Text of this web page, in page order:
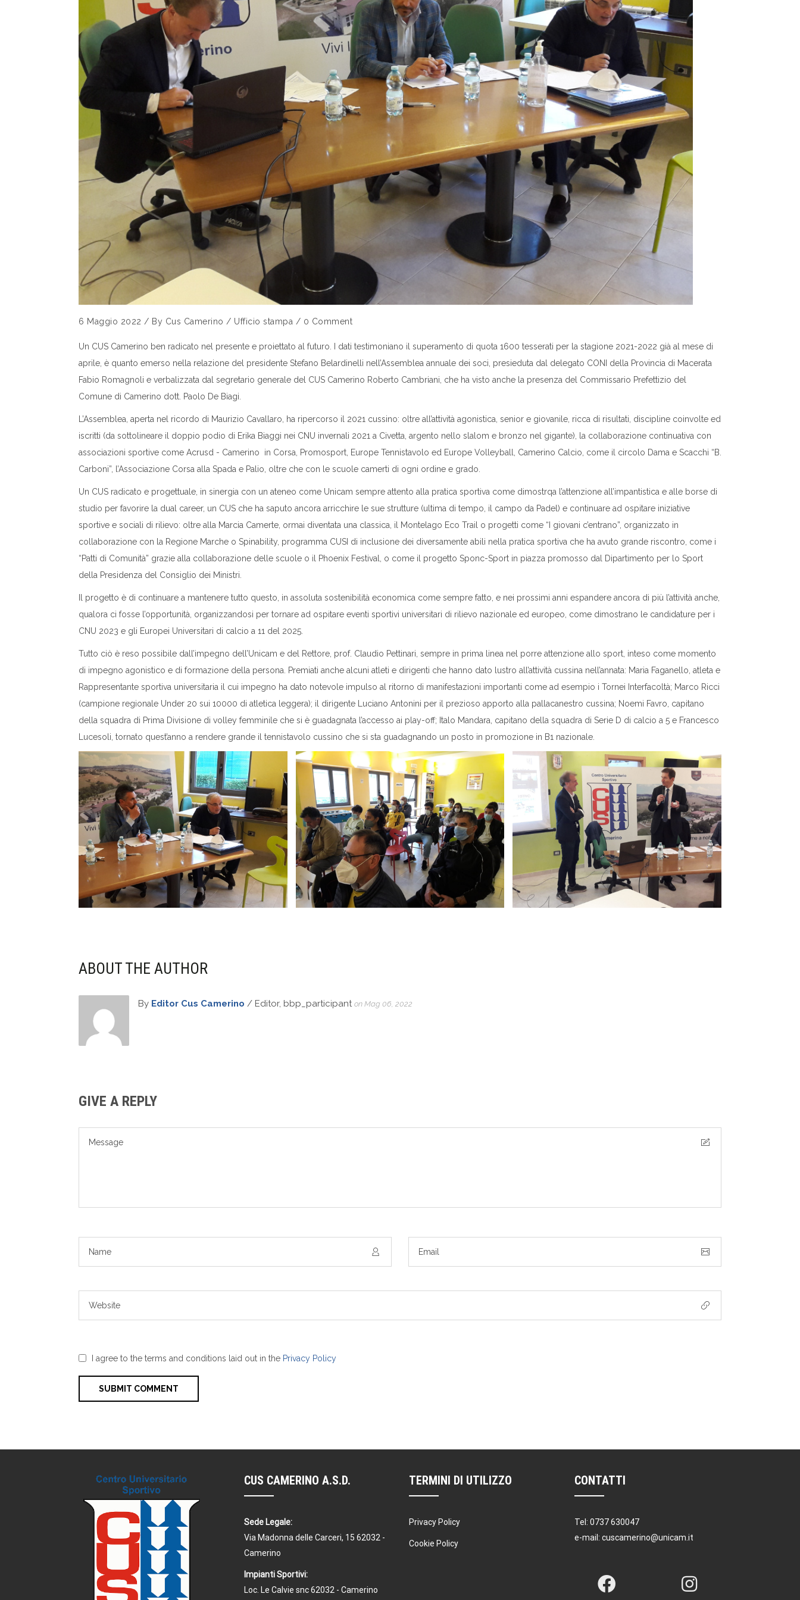
6 Maggio 2022 / By Cus Camerino / Ufficio stampa / 0 Comment
Un CUS Camerino ben radicato nel presente e proiettato al futuro. I dati testimoniano il superamento di quota 1600 tesserati per la stagione 2021-2022 già al mese di
aprile, è quanto emerso nella relazione del presidente Stefano Belardinelli nell’Assemblea annuale dei soci, presieduta dal delegato CONI della Provincia di Macerata
Fabio Romagnoli e verbalizzata dal segretario generale del CUS Camerino Roberto Cambriani, che ha visto anche la presenza del Commissario Prefettizio del
Comune di Camerino dott. Paolo De Biagi.
L’Assemblea, aperta nel ricordo di Maurizio Cavallaro, ha ripercorso il 2021 cussino: oltre all’attività agonistica, senior e giovanile, ricca di risultati, discipline coinvolte ed
iscritti (da sottolineare il doppio podio di Erika Biaggi nei CNU invernali 2021 a Civetta, argento nello slalom e bronzo nel gigante), la collaborazione continuativa con
associazioni sportive come Acrusd - Camerino in Corsa, Promosport, Europe Tennistavolo ed Europe Volleyball, Camerino Calcio, come il circolo Dama e Scacchi “B.
Carboni”, l’Associazione Corsa alla Spada e Palio, oltre che con le scuole camerti di ogni ordine e grado.
Un CUS radicato e progettuale, in sinergia con un ateneo come Unicam sempre attento alla pratica sportiva come dimostrqa l’attenzione all’impantistica e alle borse di
studio per favorire la dual career, un CUS che ha saputo ancora arricchire le sue strutture (ultima di tempo, il campo da Padel) e continuare ad ospitare iniziative
sportive e sociali di rilievo: oltre alla Marcia Camerte, ormai diventata una classica, il Montelago Eco Trail o progetti come “I giovani c’entrano”, organizzato in
collaborazione con la Regione Marche o Spinability, programma CUSI di inclusione dei diversamente abili nella pratica sportiva che ha avuto grande riscontro, come i
“Patti di Comunità” grazie alla collaborazione delle scuole o il Phoenix Festival, o come il progetto Sponc-Sport in piazza promosso dal Dipartimento per lo Sport
della Presidenza del Consiglio dei Ministri.
Il progetto è di continuare a mantenere tutto questo, in assoluta sostenibilità economica come sempre fatto, e nei prossimi anni espandere ancora di più l’attività anche,
qualora ci fosse l’opportunità, organizzandosi per tornare ad ospitare eventi sportivi universitari di rilievo nazionale ed europeo, come dimostrano le candidature per i
CNU 2023 e gli Europei Universitari di calcio a 11 del 2025.
Tutto ciò è reso possibile dall’impegno dell’Unicam e del Rettore, prof. Claudio Pettinari, sempre in prima linea nel porre attenzione allo sport, inteso come momento
di impegno agonistico e di formazione della persona. Premiati anche alcuni atleti e dirigenti che hanno dato lustro all’attività cussina nell’annata: Maria Faganello, atleta e
Rappresentante sportiva universitaria il cui impegno ha dato notevole impulso al ritorno di manifestazioni importanti come ad esempio i Tornei Interfacoltà; Marco Ricci
(campione regionale Under 20 sui 10000 di atletica leggera); il dirigente Luciano Antonini per il prezioso apporto alla pallacanestro cussina; Noemi Favro, capitano
della squadra di Prima Divisione di volley femminile che si è guadagnata l’accesso ai play-off; Italo Mandara, capitano della squadra di Serie D di calcio a 5 e Francesco
Lucesoli, tornato quest’anno a rendere grande il tennistavolo cussino che si sta guadagnando un posto in promozione in B1 nazionale.
ABOUT THE AUTHOR
By Editor Cus Camerino / Editor, bbp_participant on Mag 06, 2022
GIVE A REPLY
I agree to the terms and conditions laid out in the Privacy Policy
CUS CAMERINO A.S.D.
Sede Legale:
Via Madonna delle Carceri, 15 62032 -
Camerino
Impianti Sportivi:
Loc. Le Calvie snc 62032 - Camerino
TERMINI DI UTILIZZO
Privacy Policy
Cookie Policy
CONTATTI
Tel: 0737 630047
e-mail: cuscamerino@unicam.it